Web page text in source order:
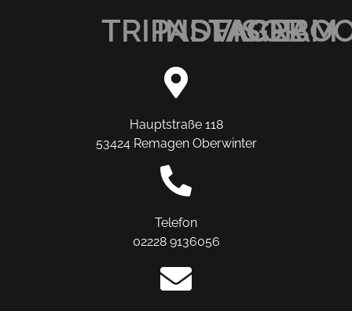
TRIPADVISOR
INSTAGRAM
Hauptstraße 118
53424 Remagen Oberwinter
Telefon
02228 9136056